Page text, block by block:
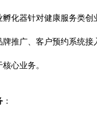
化器针对健康服务类创
推广、客户预约系统接
心业务。
：